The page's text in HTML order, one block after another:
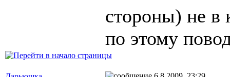
стороны) не
по этому